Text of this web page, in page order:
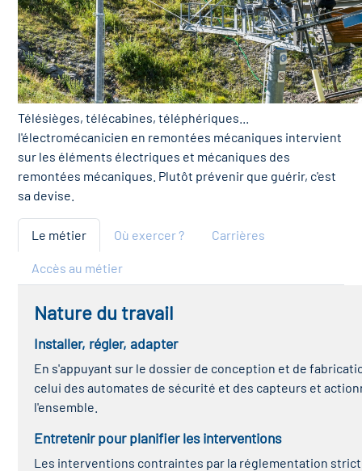
Télésièges, télécabines, téléphériques...
l'électromécanicien en remontées mécaniques intervient
sur les éléments électriques et mécaniques des
remontées mécaniques. Plutôt prévenir que guérir, c'est
sa devise.
Le métier Où exercer ? Carrières
Accès au métier
Nature du travail
Installer, régler, adapter
En s'appuyant sur le dossier de conception et de
celui des automates de sécurité et des capteurs et
l'ensemble.
Entretenir pour planifier les interventions
Les interventions contraintes par la réglementation